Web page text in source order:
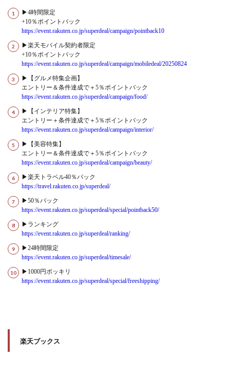
▶4時間限定
+10％ポイントバック
https://event.rakuten.co.jp/superdeal/campaign/pointback10
▶楽天モバイル契約者限定
+10％ポイントバック
https://event.rakuten.co.jp/superdeal/campaign/mobiledeal/20250824
▶【グルメ特集企画】
エントリー＆条件達成で＋5％ポイントバック
https://event.rakuten.co.jp/superdeal/campaign/food/
▶【インテリア特集】
エントリー＋条件達成で＋5％ポイントバック
https://event.rakuten.co.jp/superdeal/campaign/interior/
▶【美容特集】
エントリー＆条件達成で＋5％ポイントバック
https://event.rakuten.co.jp/superdeal/campaign/beauty/
▶楽天トラベル40％バック
https://travel.rakuten.co.jp/superdeal/
▶50％バック
https://event.rakuten.co.jp/superdeal/special/pointback50/
▶ランキング
https://event.rakuten.co.jp/superdeal/ranking/
▶24時間限定
https://event.rakuten.co.jp/superdeal/timesale/
▶1000円ポッキリ
https://event.rakuten.co.jp/superdeal/special/freeshipping/
楽天ブックス